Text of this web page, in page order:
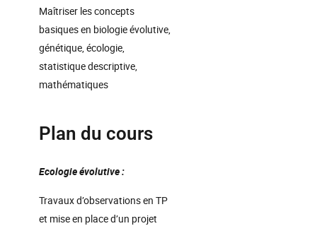
Maîtriser les concepts
basiques en biologie évolutive,
génétique, écologie,
statistique descriptive,
mathématiques
Plan du cours
Ecologie évolutive :
Travaux d’observations en TP
et mise en place d’un projet